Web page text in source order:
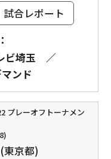
試合レポート
ビ埼玉
／
ンド
プレーオフトーナメン
東京都)